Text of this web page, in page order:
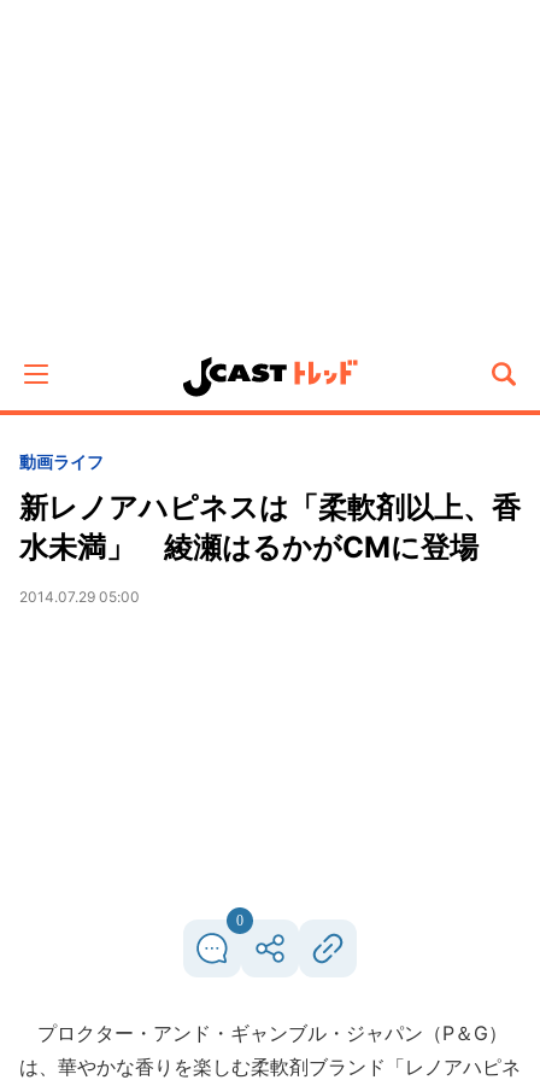
動画ライフ
新レノアハピネスは「柔軟剤以上、香
水未満」 綾瀬はるかがCMに登場
2014.07.29 05:00
0
プロクター・アンド・ギャンブル・ジャパン（P＆G）
は、華やかな香りを楽しむ柔軟剤ブランド「レノアハピネ